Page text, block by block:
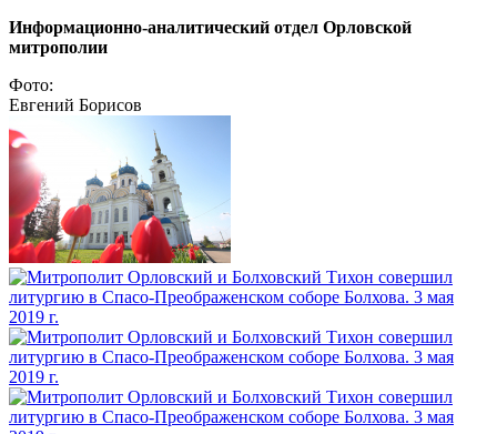
Информационно-аналитический отдел Орловской
митрополии
Фото:
Евгений Борисов